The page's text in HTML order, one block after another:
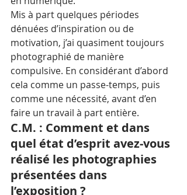
Mis à part quelques périodes
dénuées d’inspiration ou de
motivation, j’ai quasiment toujours
photographié de manière
compulsive. En considérant d’abord
cela comme un passe-temps, puis
comme une nécessité, avant d’en
faire un travail à part entière.
C.M. : Comment et dans
quel état d’esprit avez-vous
réalisé les photographies
présentées dans
l’exposition ?